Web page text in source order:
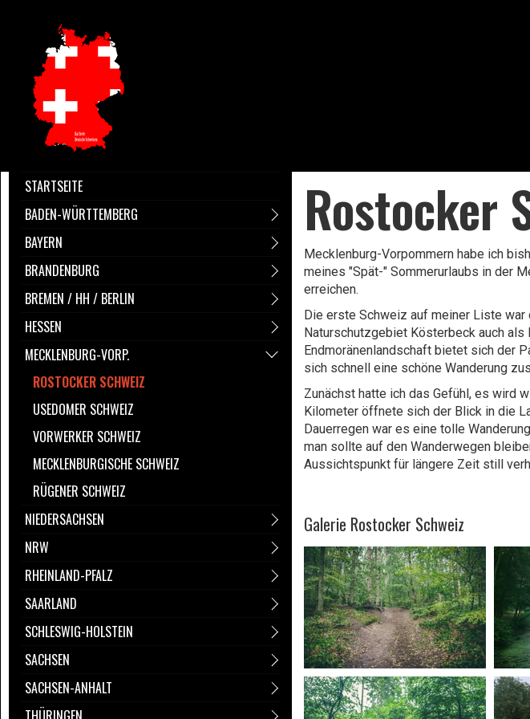
STARTSEITE
BADEN-WÜRTTEMBERG
BAYERN
BRANDENBURG
BREMEN / HH / BERLIN
HESSEN
MECKLENBURG-VORP.
ROSTOCKER SCHWEIZ
USEDOMER SCHWEIZ
VORWERKER SCHWEIZ
MECKLENBURGISCHE SCHWEIZ
RÜGENER SCHWEIZ
NIEDERSACHSEN
NRW
RHEINLAND-PFALZ
SAARLAND
SCHLESWIG-HOLSTEIN
SACHSEN
SACHSEN-ANHALT
Rostocker
​Mecklenburg-Vorpommern habe ich
meines "Spät-" Sommerurlaubs in der
erreichen.
Die erste Schweiz auf meiner Liste
Naturschutzgebiet Kösterbeck auch
Endmoränenlandschaft bietet sich der
sich schnell eine schöne Wanderung
Zunächst hatte ich das Gefühl, es wird
Kilometer öffnete sich der Blick in die
Dauerregen war es eine tolle
man sollte auf den Wanderwegen
Aussichtspunkt für längere Zeit still
Galerie Rostocker Schweiz